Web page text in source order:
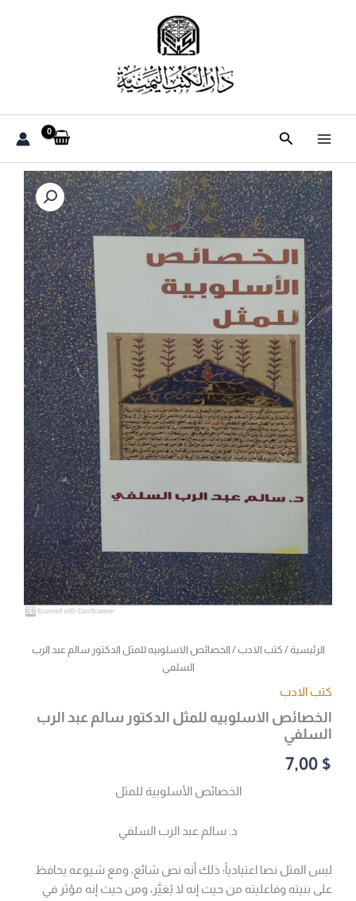
البحث
الرئيسية/ كتب الادب / الخصائص الاسلوبيه للمثل الدكتور سالم عبد الرب
السلفي
كتب الادب
الخصائص الاسلوبيه للمثل الدكتور سالم عبد الرب
السلفي
7,00 $
الخصائص الأسلوبية للمثل
د. سالم عبد الرب السلفي
ليس المثل نصا اعتيادياً؛ ذلك أنه نص شائع، ومع شيوعه يحافظ
على بنيته وفاعليته من حيث إنه لا يُغيَّر، ومن حيث إنه مؤثر في
كمية
الخصائص
الاسلوبيه
للمثل
الدكتور
سالم
عبد
الرب
السلفي